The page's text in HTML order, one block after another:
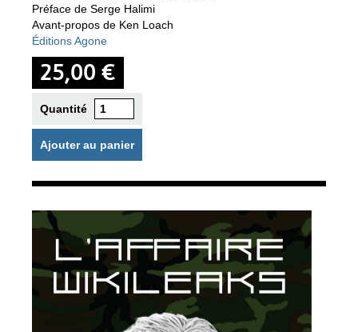
Préface de Serge Halimi
Avant-propos de Ken Loach
Éditions Agone
25,00 €
Quantité
Ajouter au panier